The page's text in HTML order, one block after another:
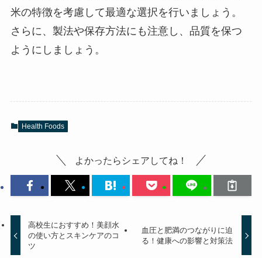
米の特徴を考慮して最適な選択を行いましょう。
さらに、製法や保存方法にも注意し、品質を保つ
ようにしましょう。
Health Foods
よかったらシェアしてね！
高校生におすすめ！美顔水
の使い方とスキンケアのコ
ツ
血圧と肥満のつながりに迫
る！健康への影響と対策法